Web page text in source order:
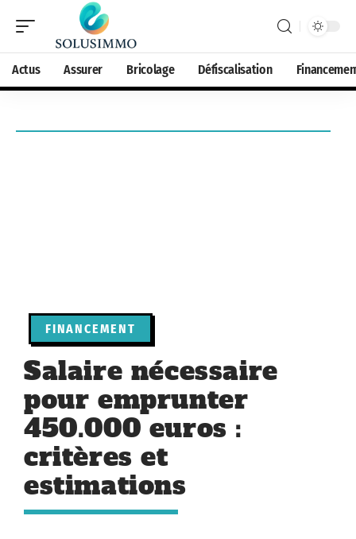
Actus Assurer Bricolage Défiscalisation
FINANCEMENT
Salaire nécessaire
pour emprunter
450.000 euros :
critères et
estimations